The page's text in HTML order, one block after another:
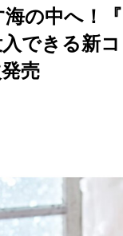
の中へ！
できる新
売